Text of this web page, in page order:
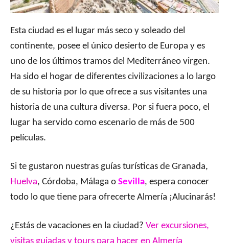
Esta ciudad es el lugar más seco y soleado del
continente, posee el único desierto de Europa y es
uno de los últimos tramos del Mediterráneo virgen.
Ha sido el hogar de diferentes civilizaciones a lo largo
de su historia por lo que ofrece a sus visitantes una
historia de una cultura diversa. Por si fuera poco, el
lugar ha servido como escenario de más de 500
películas.
Si te gustaron nuestras guías turísticas de Granada,
Huelva, Córdoba, Málaga o Sevilla, espera conocer
todo lo que tiene para ofrecerte Almería ¡Alucinarás!
¿Estás de vacaciones en la ciudad? Ver excursiones,